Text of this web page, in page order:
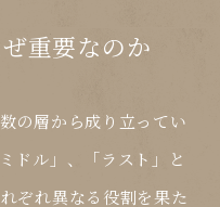
重要なのか
の層から成り立ってい
ドル」、「ラスト」と
ぞれ異なる役割を果た